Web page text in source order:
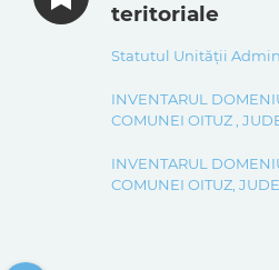
teritoriale
Statutul Unității
INVENTARUL
COMUNEI OITUZ ,
INVENTARUL
COMUNEI OITUZ,